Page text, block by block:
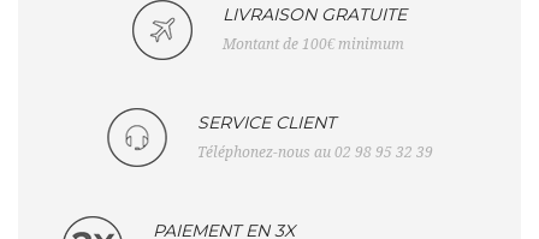
LIVRAISON GRATUITE
Montant de 100€ minimum
SERVICE CLIENT
Téléphonez-nous au 02 98 95 32 39
PAIEMENT EN 3X